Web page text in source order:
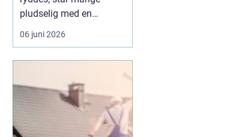
pludselig med en
praktisk og
følelsesmæssig opgave
rummer minder, og
samtidig er der
tidsfrister, økonomi og
måske uenighed i
06 juni 2026